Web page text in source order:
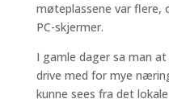
møteplassene var flere,
PC-skjermer.
I gamle dager sa man
drive med for mye
kunne sees fra det